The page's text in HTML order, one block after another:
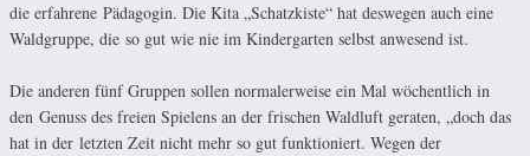
die erfahrene Pädagogin. Die Kita „Schatzkiste“ hat deswegen auch eine
Waldgruppe, die so gut wie nie im Kindergarten selbst anwesend ist.
Die anderen fünf Gruppen sollen normalerweise ein Mal wöchentlich in
den Genuss des freien Spielens an der frischen Waldluft geraten, „doch das
hat in der letzten Zeit nicht mehr so gut funktioniert. Wegen der